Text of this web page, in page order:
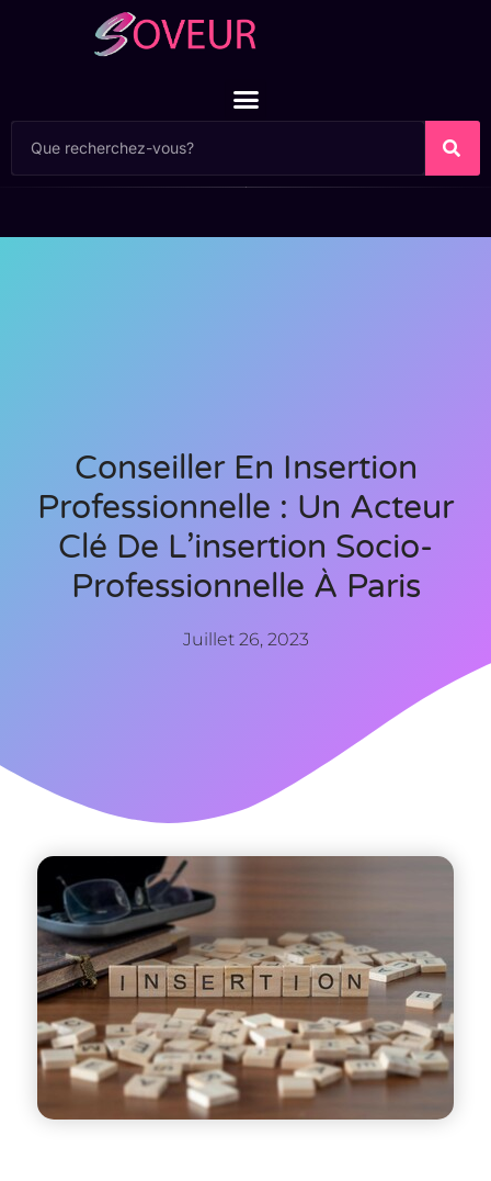
Conseiller En Insertion
Professionnelle : Un Acteur
Clé De L’insertion Socio-
Professionnelle À Paris
Juillet 26, 2023